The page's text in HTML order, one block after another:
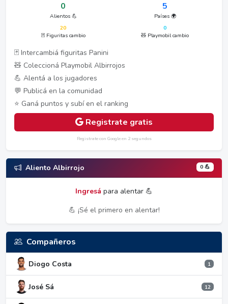
0
Alientos 💪
5
Países 🌍
20
🃏 Figuritas cambio
0
🧸 Playmobil cambio
🃏 Intercambiá figuritas Panini
🧸 Coleccioná Playmobil Albirrojos
💪 Alentá a los jugadores
💬 Publicá en la comunidad
⭐ Ganá puntos y subí en el ranking
Registrate gratis
Registrate con Google en 2 segundos
Aliento Albirrojo 0 💪
Ingresá para alentar 💪
💪 ¡Sé el primero en alentar!
Compañeros
Diogo Costa 1
José Sá 12